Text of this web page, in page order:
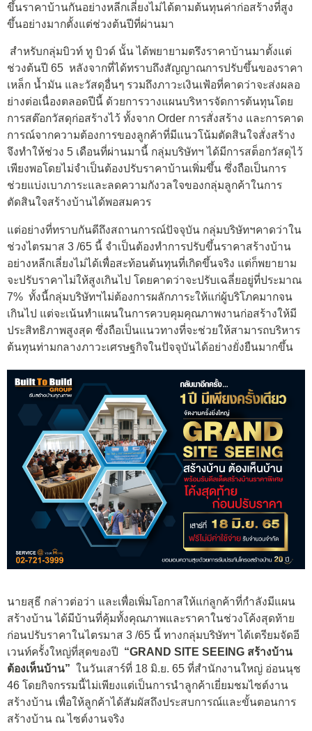
ขึ้นราคาบ้านกันอย่างหลีกเลี่ยงไม่ได้ตามต้นทุนค่าก่อสร้างที่สูง
ขึ้นอย่างมากตั้งแต่ช่วงต้นปีที่ผ่านมา
สำหรับกลุ่มบิวท์ ทู บิวด์ นั้น ได้พยายามตรึงราคาบ้านมาตั้งแต่
ช่วงต้นปี 65 หลังจากที่ได้ทราบถึงสัญญาณการปรับขึ้นของราคา
เหล็ก น้ำมัน และวัสดุอื่นๆ รวมถึงภาวะเงินเฟ้อที่คาดว่าจะส่งผลอ
ย่างต่อเนื่องตลอดปีนี้ ด้วยการวางแผนบริหารจัดการต้นทุนโดย
การสต๊อกวัสดุก่อสร้างไว้ ทั้งจาก Order การสั่งสร้าง และการคาด
การณ์จากความต้องการของลูกค้าที่มีแนวโน้มตัดสินใจสั่งสร้าง
จึงทำให้ช่วง 5 เดือนที่ผ่านมานี้ กลุ่มบริษัทฯ ได้มีการสต็อกวัสดุไว้
เพียงพอโดยไม่จำเป็นต้องปรับราคาบ้านเพิ่มขึ้น ซึ่งถือเป็นการ
ช่วยแบ่งเบาภาระและลดความกังวลใจของกลุ่มลูกค้าในการ
ตัดสินใจสร้างบ้านได้พอสมควร
แต่อย่างที่ทราบกันดีถึงสถานการณ์ปัจจุบัน กลุ่มบริษัทฯคาดว่าใน
ช่วงไตรมาส 3 /65 นี้ จำเป็นต้องทำการปรับขึ้นราคาสร้างบ้าน
อย่างหลีกเลี่ยงไม่ได้เพื่อสะท้อนต้นทุนที่เกิดขึ้นจริง แต่ก็พยายาม
จะปรับราคาไม่ให้สูงเกินไป โดยคาดว่าจะปรับเฉลี่ยอยู่ที่ประมาณ
7% ทั้งนี้กลุ่มบริษัทฯไม่ต้องการผลักภาระให้แก่ผู้บริโภคมากจน
เกินไป แต่จะเน้นทำแผนในการควบคุมคุณภาพงานก่อสร้างให้มี
ประสิทธิภาพสูงสุด ซึ่งถือเป็นแนวทางที่จะช่วยให้สามารถบริหาร
ต้นทุนท่ามกลางภาวะเศรษฐกิจในปัจจุบันได้อย่างยั่งยืนมากขึ้น
นายสุธี กล่าวต่อว่า และเพื่อเพิ่มโอกาสให้แก่ลูกค้าที่กำลังมีแผน
สร้างบ้าน ได้มีบ้านที่คุ้มทั้งคุณภาพและราคาในช่วงโค้งสุดท้าย
ก่อนปรับราคาในไตรมาส 3 /65 นี้ ทางกลุ่มบริษัทฯ ได้เตรียมจัดอี
เวนท์ครั้งใหญ่ที่สุดของปี “GRAND SITE SEEING สร้างบ้าน
ต้องเห็นบ้าน” ในวันเสาร์ที่ 18 มิ.ย. 65 ที่สำนักงานใหญ่ อ่อนนุช
46 โดยกิจกรรมนี้ไม่เพียงแต่เป็นการนำลูกค้าเยี่ยมชมไซต์งาน
สร้างบ้าน เพื่อให้ลูกค้าได้สัมผัสถึงประสบการณ์และขั้นตอนการ
สร้างบ้าน ณ ไซต์งานจริง